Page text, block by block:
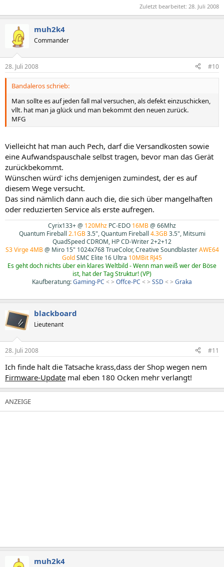
Zuletzt bearbeitet: 28. Juli 2008
muh2k4
Commander
28. Juli 2008 #10
Bandaleros schrieb:
Man sollte es auf jeden fall mal versuchen, als defekt einzuschicken,
vllt. hat man ja glück und man bekommt den neuen zurück.
MFG
Vielleicht hat man auch Pech, darf die Versandkosten sowie
eine Aufwandspauschale selbst tragen, bevor man das Gerät
zurückbekommt.
Wünschen würd' ichs demjenigen zumindest, der es auf
diesem Wege versucht.
Das sind nämlich dann auch die, die sich über mangelhaften
oder reduzierten Service als erste aufregen.
Cyrix133+ @ 120Mhz PC-EDO 16MB@ 66Mhz
Quantum Fireball 2.1GB3.5", Quantum Fireball 4.3GB3.5", Mitsumi
QuadSpeed CDROM, HP CD-Writer 2+2+12
S3 Virge 4MB@ Miro 15" 1024x768 TrueColor, Creative SoundblasterAWE64
GoldSMC Elite 16 Ultra 10MBit RJ45
Es geht doch nichts über ein klares Weltbild - Wenn man weiß wer der Böse
ist, hat der Tag Struktur! (VP)
Kaufberatung:Gaming-PC < > Offce-PC < > SSD < > Graka
blackboard
Lieutenant
28. Juli 2008 #11
Ich finde halt die Tatsache krass,dass der Shop wegen nem
Firmware-Update mal eben 180 Ocken mehr verlangt!
muh2k4